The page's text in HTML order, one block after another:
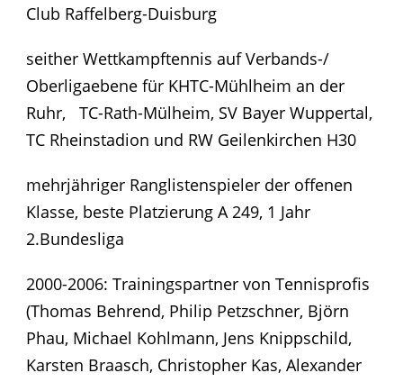
Club Raffelberg-Duisburg
seither Wettkampftennis auf Verbands-/
Oberligaebene für KHTC-Mühlheim an der
Ruhr, TC-Rath-Mülheim, SV Bayer Wuppertal,
TC Rheinstadion und RW Geilenkirchen H30
mehrjähriger Ranglistenspieler der offenen
Klasse, beste Platzierung A 249, 1 Jahr
2.Bundesliga
2000-2006: Trainingspartner von Tennisprofis
(Thomas Behrend, Philip Petzschner, Björn
Phau, Michael Kohlmann, Jens Knippschild,
Karsten Braasch, Christopher Kas, Alexander